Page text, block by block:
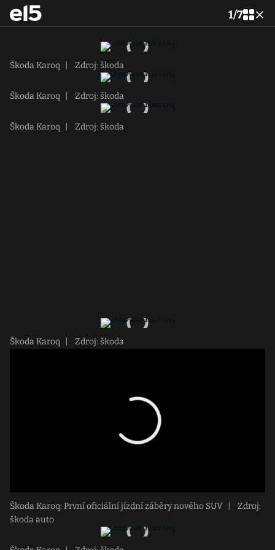
1/7
Škoda Karoq Zdroj: škoda
Škoda Karoq Zdroj: škoda
Škoda Karoq Zdroj: škoda
Škoda Karoq Zdroj: škoda
Škoda Karoq: První oficiální jízdní záběry nového SUV
Zdroj:
škoda auto